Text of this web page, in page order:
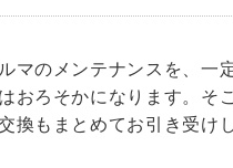
マのメンテナンスを、
おろそかになります。そ
換もまとめてお引き受け